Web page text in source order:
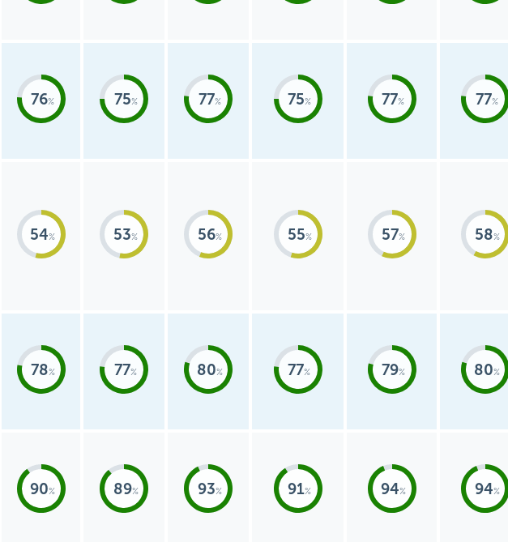
76 75 77 75 77 77
54 53 56 55 57 58
78 77 80 77 79 80
90 89 93 91 94 94